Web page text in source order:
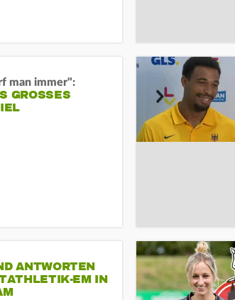
man immer":
O
ANTWORTEN
EM IN